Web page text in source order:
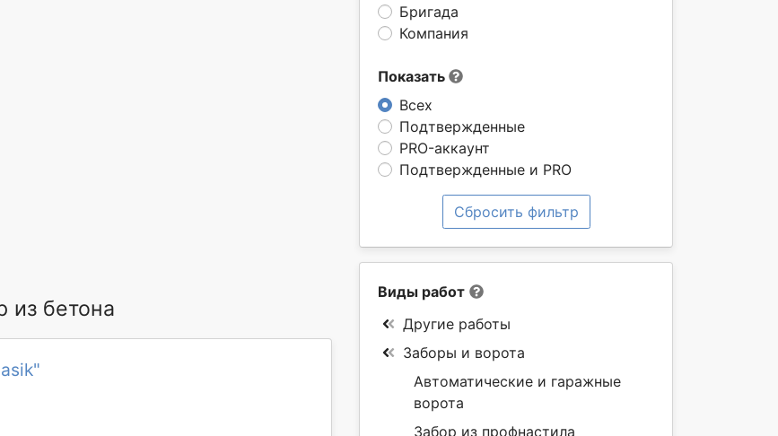
Бригада
Компания
Показать
Всех
Подтвержденные
PRO-аккаунт
Подтвержденные и PRO
Сбросить фильтр
из бетона
Виды работ
Другие работы
Заборы и ворота
Автоматические и гаражные
ворота
Забор из профнастила